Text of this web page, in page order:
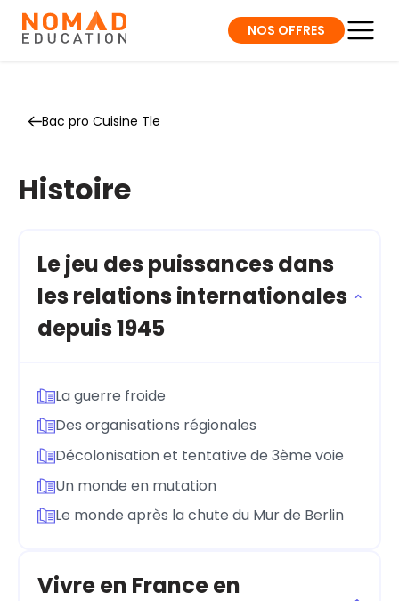
NOS OFFRES
Bac pro Cuisine Tle
Histoire
Le jeu des puissances dans
les relations internationales
depuis 1945
La guerre froide
Des organisations régionales
Décolonisation et tentative de 3ème voie
Un monde en mutation
Le monde après la chute du Mur de Berlin
Vivre en France en